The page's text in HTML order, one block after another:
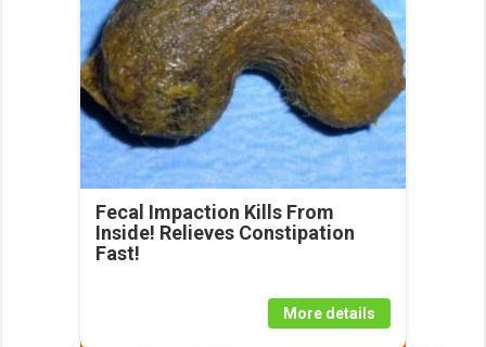
Fecal Impaction Kills From
Inside! Relieves Constipation
Fast!
More details